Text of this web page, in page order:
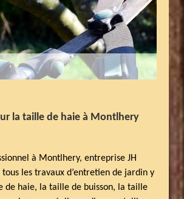
la taille de haie à Montlhery
à Montlhery, entreprise JH
les travaux d’entretien de jardin y
de haie, la taille de buisson, la taille